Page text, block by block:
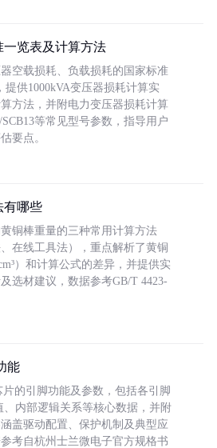
览表及计算方法
空载损耗、负载损耗的国家标准
提供1000kVA变压器损耗计算实
方法，并附电力变压器损耗计算
等常见型号参数，指导用户
要点。
有哪些
铜棒重量的三种常用计算方法
在线工具法），重点解析了黄铜
）和计算公式的差异，并提供实
选材建议，数据参考GB/T 4423-
能
片的引脚功能及参数，包括各引脚
内部逻辑关系等核心数据，并附
盖驱动配置、保护机制及典型应
考自杭州士兰微电子官方规格书